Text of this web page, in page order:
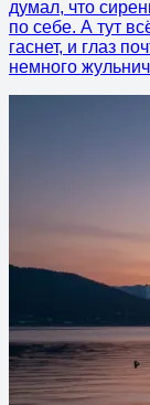
думал, что
по себе. А тут
гаснет, и глаз
немного